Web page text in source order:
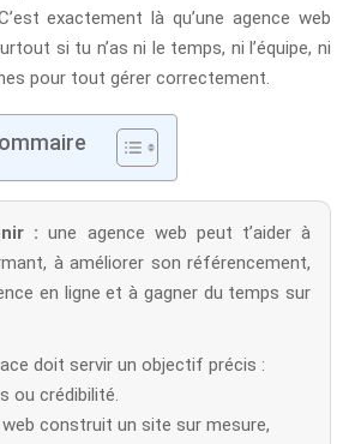
exactement là qu’une agence web
si tu n’as ni le temps, ni l’équipe, ni
pour tout gérer correctement.
: une agence web peut t’aider à
à améliorer son référencement,
en ligne et à gagner du temps sur
doit servir un objectif précis :
ou crédibilité.
web construit un site sur mesure,